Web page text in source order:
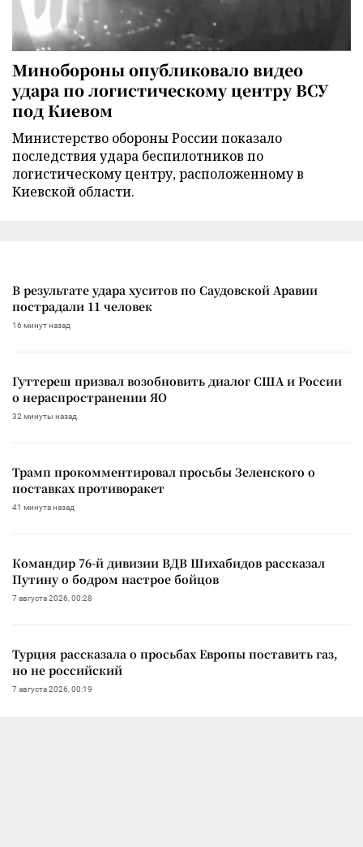
Минобороны опубликовало видео
удара по логистическому центру ВСУ
под Киевом
Министерство обороны России показало
последствия удара беспилотников по
логистическому центру, расположенному в
Киевской области.
В результате удара хуситов по Саудовской Аравии
пострадали 11 человек
16 минут назад
Гуттереш призвал возобновить диалог США и России
о нераспространении ЯО
32 минуты назад
Трамп прокомментировал просьбы Зеленского о
поставках противоракет
41 минута назад
Командир 76-й дивизии ВДВ Шихабидов рассказал
Путину о бодром настрое бойцов
7 августа 2026, 00:28
Турция рассказала о просьбах Европы поставить газ,
но не российский
7 августа 2026, 00:19